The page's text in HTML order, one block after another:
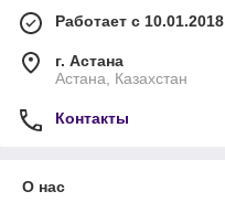
Работает с 10.01.2018
г. Астана
Астана, Казахстан
Контакты
О нас